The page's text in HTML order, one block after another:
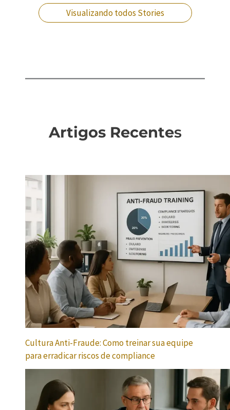
Visualizando todos Stories
Artigos Recentes
Cultura Anti-Fraude: Como treinar sua equipe
para erradicar riscos de compliance